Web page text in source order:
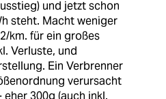
und jetzt schon
steht. Macht weniger
km. für ein großes
Verluste, und
Ein Verbrenner
verursacht